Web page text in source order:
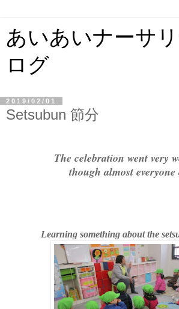
あいあいナーサ
ログ
2019/02/01
Setsubun 節分
The celebration went very
though almost everyone
Learning something about the